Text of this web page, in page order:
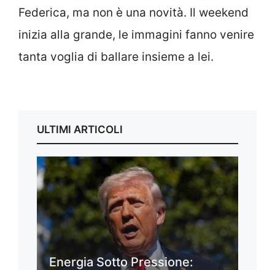
Federica, ma non è una novità. Il weekend
inizia alla grande, le immagini fanno venire
tanta voglia di ballare insieme a lei.
ULTIMI ARTICOLI
Energia Sotto Pressione: